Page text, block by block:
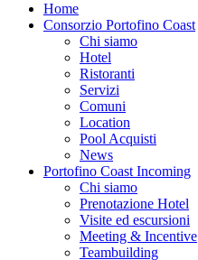
Home
Consorzio Portofino Coast
Chi siamo
Hotel
Ristoranti
Servizi
Comuni
Location
Pool Acquisti
News
Portofino Coast Incoming
Chi siamo
Prenotazione Hotel
Visite ed escursioni
Meeting & Incentive
Teambuilding